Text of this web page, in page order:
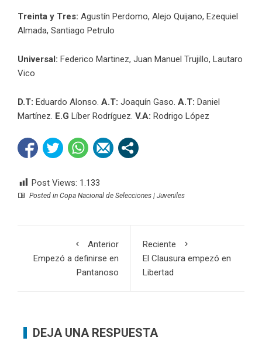
Treinta y Tres: Agustín Perdomo, Alejo Quijano, Ezequiel
Almada, Santiago Petrulo
Universal: Federico Martinez, Juan Manuel Trujillo, Lautaro
Vico
D.T: Eduardo Alonso. A.T: Joaquín Gaso. A.T: Daniel
Martínez. E.G Líber Rodríguez. V.A: Rodrigo López
Post Views: 1.133
Posted in Copa Nacional de Selecciones | Juveniles
Anterior
Empezó a definirse en
Pantanoso
Reciente
El Clausura empezó en
Libertad
DEJA UNA RESPUESTA